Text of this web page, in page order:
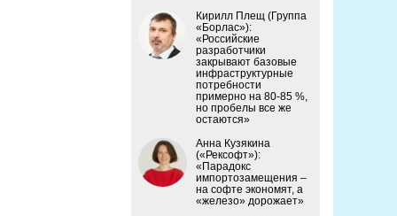
Кирилл Плещ (Группа
«Борлас»):
«Российские
разработчики
закрывают базовые
инфраструктурные
потребности
примерно на 80-85 %,
но пробелы все же
остаются»
Анна Кузякина
(«Рексофт»):
«Парадокс
импортозамещения –
на софте экономят, а
«железо» дорожает»